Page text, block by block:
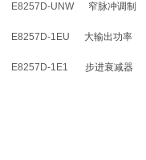
UNW 窄脉冲调制
1EU 大输出功率
1E1 步进衰减器